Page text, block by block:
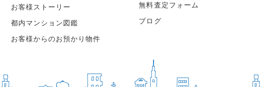
お客様ストーリー
都内マンション図鑑
お客様からのお預かり物件
無料査定フォーム
ブログ